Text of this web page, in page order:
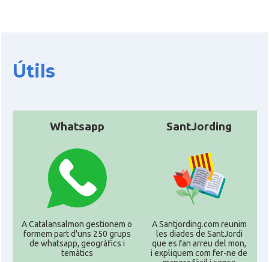
Útils
Whatsapp
A Catalansalmon gestionem o
formem part d'uns 250 grups
de whatsapp, geogràfics i
temàtics
SantJording
A Santjording.com reunim
les diades de SantJordi
que es fan arreu del mon,
i expliquem com fer-ne de